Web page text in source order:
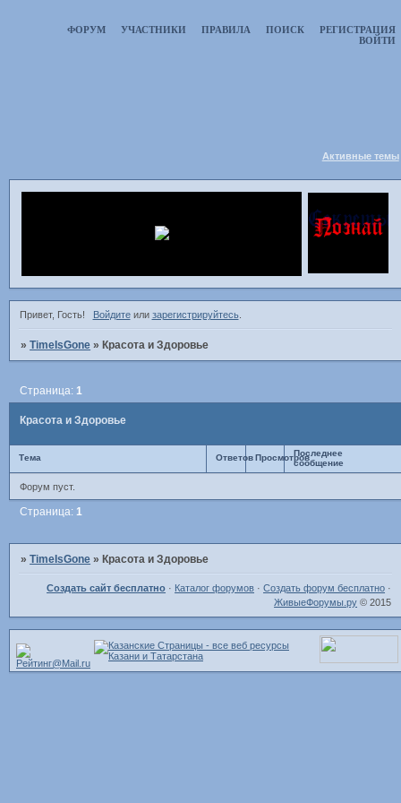
ФОРУМ УЧАСТНИКИ ПРАВИЛА ПОИСК
РЕГИСТРАЦИЯ
ВОЙТИ
Активные темы
Привет, Гость! Войдитеили зарегистрируйтесь.
»TimeIsGone »Красота и Здоровье
Красота и Здоровье
Страница:1
Тема ОтветовПросмотровПоследнее
сообщение
Форум пуст.
Страница:1
»TimeIsGone » Красота и Здоровье
Создать сайт бесплатно · Каталог форумов ·Создать форум бесплатно ·
ЖивыеФорумы.ру © 2015